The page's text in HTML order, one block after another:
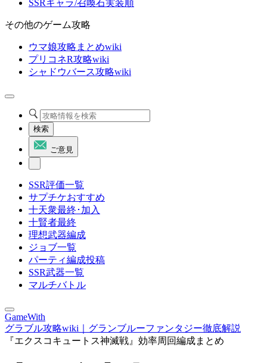
SSRキャラ/召喚石実装順
その他のゲーム攻略
ウマ娘攻略まとめwiki
プリコネR攻略wiki
シャドウバース攻略wiki
検索
ご意見
SSR評価一覧
サプチケおすすめ
十天衆最終･加入
十賢者最終
理想武器編成
ジョブ一覧
パーティ編成投稿
SSR武器一覧
マルチバトル
GameWith
グラブル攻略wiki｜グランブルーファンタジー徹底解説
『エクスコキュートス神滅戦』効率周回編成まとめ